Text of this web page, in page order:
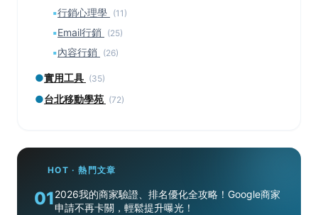
▪行銷心理學 (11)
▪Email行銷 (25)
▪內容行銷 (26)
●實用工具 (35)
●台北移動學苑 (72)
HOT · 熱門文章
012026我的商家驗證、排名優化全攻略！Google商家
申請不再卡關，輕鬆提升曝光！